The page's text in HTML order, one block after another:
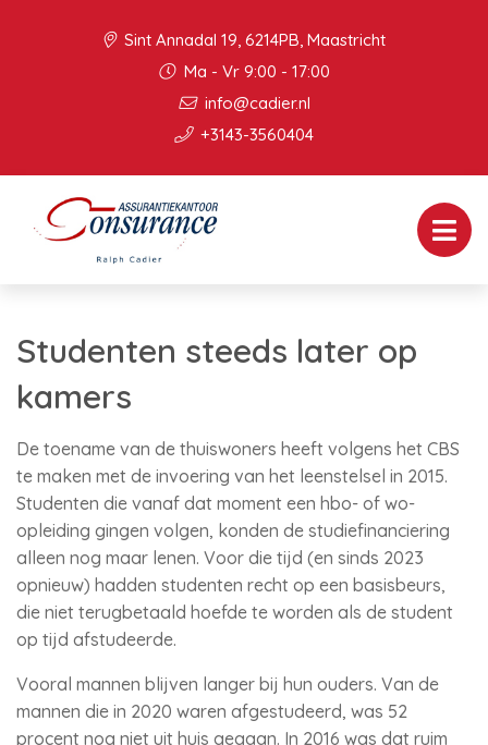
Sint Annadal 19, 6214PB, Maastricht
Ma - Vr 9:00 - 17:00
info@cadier.nl
+3143-3560404
Studenten steeds later op
kamers
De toename van de thuiswoners heeft volgens het CBS
te maken met de invoering van het leenstelsel in 2015.
Studenten die vanaf dat moment een hbo- of wo-
opleiding gingen volgen, konden de studiefinanciering
alleen nog maar lenen. Voor die tijd (en sinds 2023
opnieuw) hadden studenten recht op een basisbeurs,
die niet terugbetaald hoefde te worden als de student
op tijd afstudeerde.
Vooral mannen blijven langer bij hun ouders. Van de
mannen die in 2020 waren afgestudeerd, was 52
procent nog niet uit huis gegaan. In 2016 was dat ruim